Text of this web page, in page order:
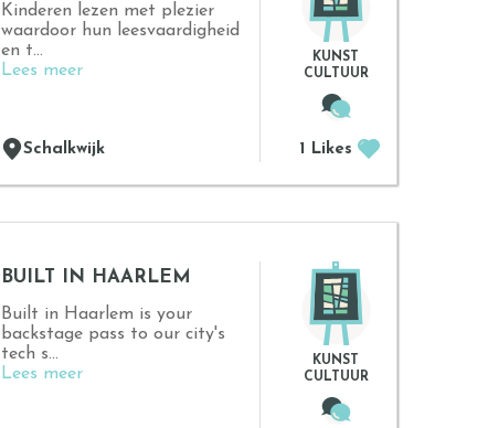
Kinderen lezen met plezier
waardoor hun leesvaardigheid
en t...
Lees meer
Schalkwijk
KUNST
CULTUUR
1 Likes
BUILT IN HAARLEM
Built in Haarlem is your
backstage pass to our city's
tech s...
Lees meer
KUNST
CULTUUR